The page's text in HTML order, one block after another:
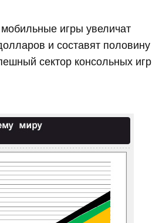
игры увеличат
и составят половину
сектор консольных игр